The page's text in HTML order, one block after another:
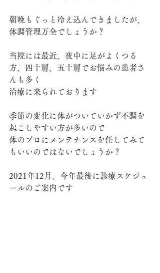
朝晩もぐっと冷え込んできましたが、
体調管理万全でしょうか？
当院には最近、夜中に足がよくつる
方、四十肩、五十肩でお悩みの患者さ
んも多く
治療に来られております
季節の変化に体がついていかず不調を
起こしやすい方が多いので
体のプロにメンテナンスを任してみて
もいいのではないでしょうか？
2021年12月、今年最後に診療スケジュ
ールのご案内です